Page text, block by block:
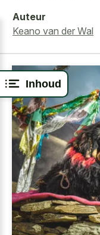
Inhoud
Auteur
Keano van der Wal